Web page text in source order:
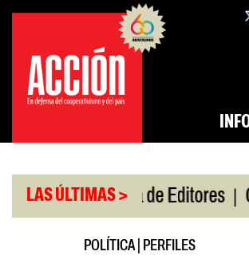
Saltar
contenido
LAS ÚLTIMAS >
gira | Feria de Editores | Cae
POLÍTICA| PERFILES